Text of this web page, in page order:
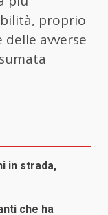
proprio
delle avverse
in strada,
che ha